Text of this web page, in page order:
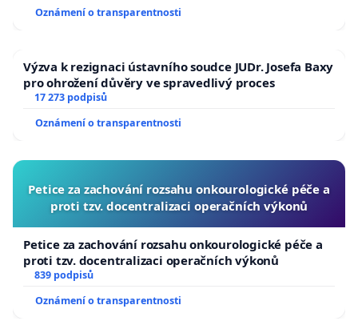
usnesení k podání ústavní žaloby na prezidenta
republiky
Oznámení o transparentnosti
Výzva k rezignaci ústavního soudce JUDr. Josefa Baxy
pro ohrožení důvěry ve spravedlivý proces
17 273 podpisů
Oznámení o transparentnosti
Petice za zachování rozsahu onkourologické péče a
proti tzv. docentralizaci operačních výkonů
Petice za zachování rozsahu onkourologické péče a
proti tzv. docentralizaci operačních výkonů
839 podpisů
Oznámení o transparentnosti